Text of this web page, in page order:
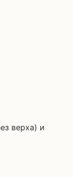
верха) и